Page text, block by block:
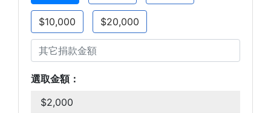
選取金額：
$2,000